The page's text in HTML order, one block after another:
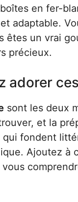
en fer-
adaptable.
êtes un vrai
précieux.
adorer
sont les deux
et la
fondent
Ajoutez à